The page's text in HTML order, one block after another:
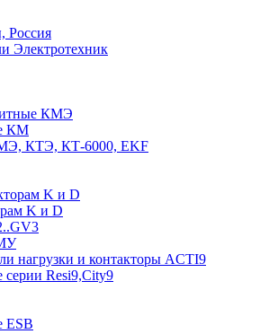
Россия
Электротехник
КМЭ
КМ
КТЭ, КТ-6000, EKF
K и D
K и D
нагрузки и контакторы ACTI9
Resi9,City9
ESB